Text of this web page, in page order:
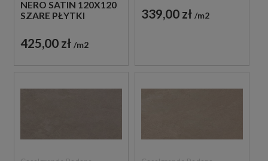
NERO SATIN 120X120
SZARE PŁYTKI
425,00 zł m2
339,00 zł m2